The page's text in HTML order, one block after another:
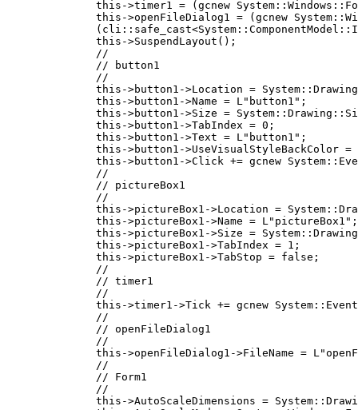
this->timer1 = (gcnew
this->openFileDialog1 = (gcnew
this->SuspendLayout();
//
// button1
//
this->button1->Location =
this->button1->Name = L"button1";
this->button1->Size =
this->button1->TabIndex = 0;
this->button1->Text = L"button1";
this->button1->UseVisualStyleBackColor =
this->button1->Click += gcnew
//
// pictureBox1
//
this->pictureBox1->Location =
this->pictureBox1->Name = L"pictureBox1";
this->pictureBox1->Size =
this->pictureBox1->TabIndex = 1;
this->pictureBox1->TabStop = false;
//
// timer1
//
this->timer1->Tick += gcnew
//
// openFileDialog1
//
this->openFileDialog1->FileName =
//
// Form1
//
this->AutoScaleDimensions =